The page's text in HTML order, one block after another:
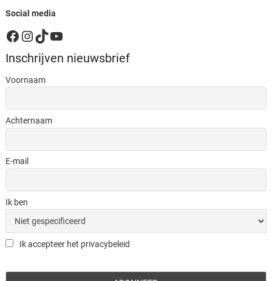
Social media
Facebook
Instagram
TikTok
YouTube
Inschrijven nieuwsbrief
Voornaam
Achternaam
E-mail
Ik ben
Ik accepteer het privacybeleid